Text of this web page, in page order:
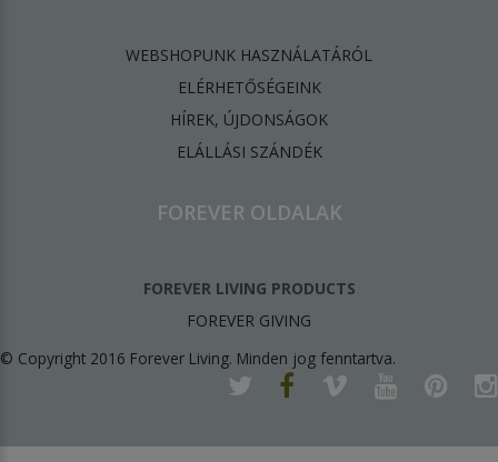
WEBSHOPUNK HASZNÁLATÁRÓL
ELÉRHETŐSÉGEINK
HÍREK, ÚJDONSÁGOK
ELÁLLÁSI SZÁNDÉK
FOREVER OLDALAK
FOREVER LIVING PRODUCTS
FOREVER GIVING
© Copyright 2016 Forever Living. Minden jog fenntartva.